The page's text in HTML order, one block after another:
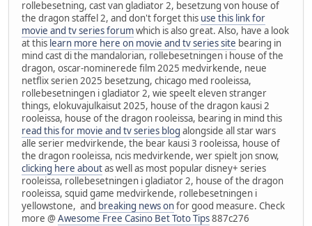
rollebesetning, cast van gladiator 2, besetzung von house of
the dragon staffel 2, and don't forget this use this link for
movie and tv series forumwhich is also great. Also, have a look
at this learn more here on movie and tv series site bearing in
mind cast di the mandalorian, rollebesetningen i house of the
dragon, oscar-nominerede film 2025 medvirkende, neue
netflix serien 2025 besetzung, chicago med rooleissa,
rollebesetningen i gladiator 2, wie speelt eleven stranger
things, elokuvajulkaisut 2025, house of the dragon kausi 2
rooleissa, house of the dragon rooleissa, bearing in mind this
read this for movie and tv series blog alongside all star wars
alle serier medvirkende, the bear kausi 3 rooleissa, house of
the dragon rooleissa, ncis medvirkende, wer spielt jon snow,
clicking here aboutas well as most popular disney+ series
rooleissa, rollebesetningen i gladiator 2, house of the dragon
rooleissa, squid game medvirkende, rollebesetningen i
yellowstone, and breaking news onfor good measure. Check
more @Awesome Free Casino Bet Toto Tips887c276